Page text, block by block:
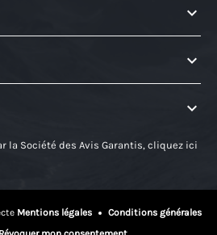



la Société des Avis Garantis, cliquez ici
Mentions légales
Conditions générales